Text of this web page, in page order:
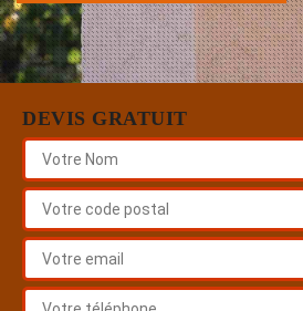
DEVIS GRATUIT